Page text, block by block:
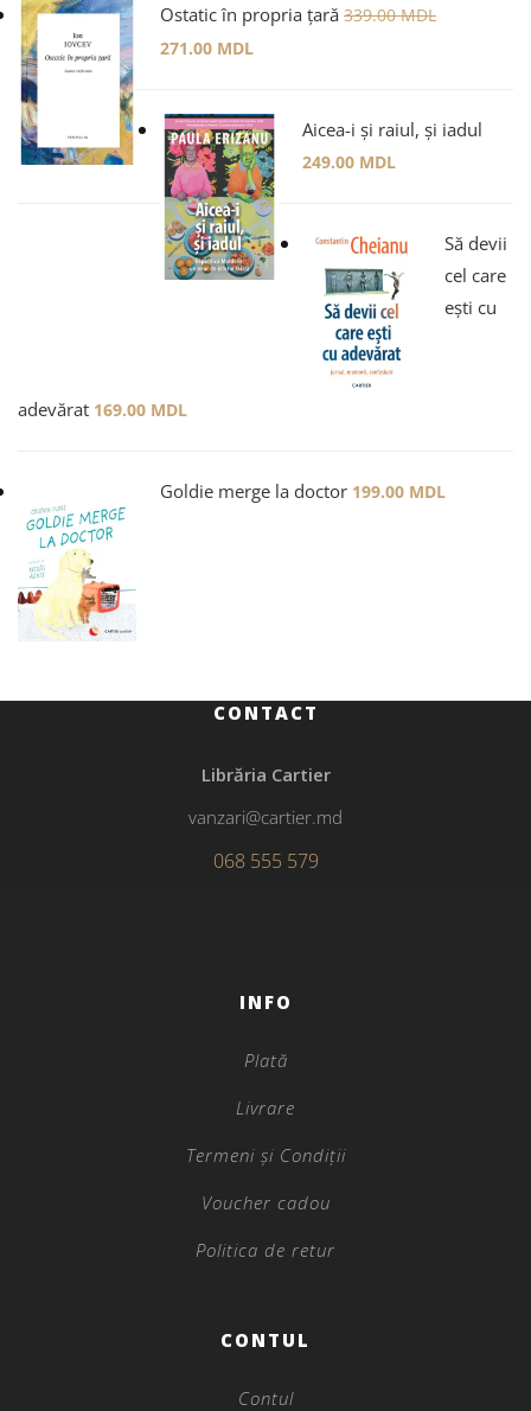
Ostatic în propria țară 339.00MDL
271.00 MDL
Aicea-i și raiul, și iadul
249.00 MDL
Să devii
cel care
ești cu
adevărat 169.00 MDL
Goldie merge la doctor 199.00 MDL
CONTACT
Librăria Cartier
vanzari@cartier.md
068 555 579
INFO
Plată
Livrare
Termeni și Condiții
Voucher cadou
Politica de retur
CONTUL
Contul